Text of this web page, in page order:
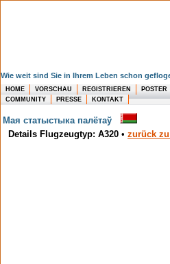
Wie weit sind Sie in Ihrem Leben schon
HOME VORSCHAU REGISTRIEREN POSTER
COMMUNITY
PRESSE KONTAKT
Мая статыстыка палётаў
Details Flugzeugtyp: A320 • zurück